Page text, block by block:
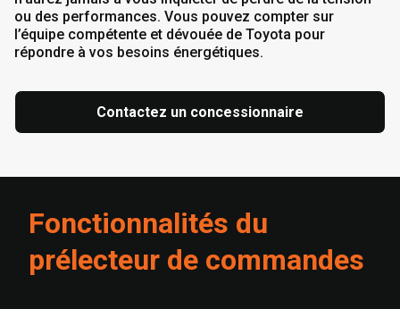
ou des performances. Vous pouvez compter sur
l’équipe compétente et dévouée de Toyota pour
répondre à vos besoins énergétiques.
Contactez un concessionnaire
Fonctionnalités du
prélecteur de commandes